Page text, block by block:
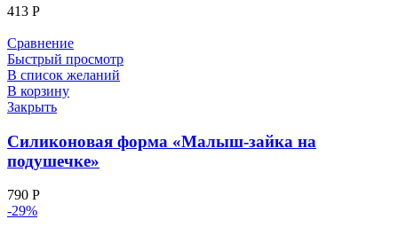
413 Р
Сравнение
Быстрый просмотр
В список желаний
В корзину
Закрыть
Силиконовая форма «Малыш-зайка на
подушечке»
790 Р
-29%